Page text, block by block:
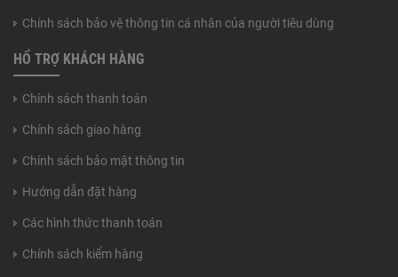
Chính sách bảo vệ thông tin cá nhân của người tiêu dùng
HỔ TRỢ KHÁCH HÀNG
Chính sách thanh toán
Chính sách giao hàng
Chính sách bảo mật thông tin
Hướng dẫn đặt hàng
Các hình thức thanh toán
Chính sách kiểm hàng